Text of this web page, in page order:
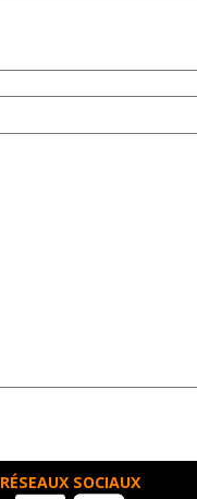
RÉSEAUX SOCIAUX